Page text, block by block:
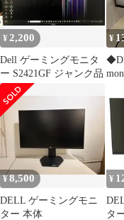
¥2,200
Dell ゲーミングモニタ
ー S2421GF ジャンク品
¥
¥8,500
DELL ゲーミングモニ
ター 本体
¥
タ